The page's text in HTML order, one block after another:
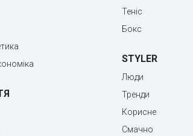
Теніс
Бокс
STYLER
Люди
Тренди
Корисне
Смачно